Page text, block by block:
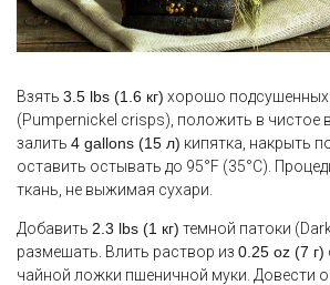
Взять 3.5 lbs (1.6 кг) хорошо
(Pumpernickel crisps), положить в чистое
залить 4 gallons (15 л) кипятка, накрыть
оставить остывать до 95°F (35°C).
ткань, не выжимая сухари.
Добавить 2.3 lbs (1 кг) темной патоки
размешать. Влить раствор из 0.25 oz (7 г)
чайной ложки пшеничной муки. Довести